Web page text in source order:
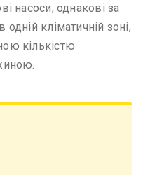
насоси, однакові за
кліматичній зоні,
кількістю